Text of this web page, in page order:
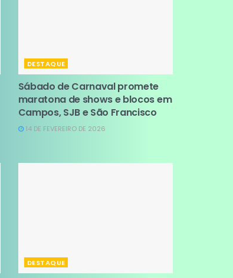
DESTAQUE
Sábado de Carnaval promete
maratona de shows e blocos em
Campos, SJB e São Francisco
14 DE FEVEREIRO DE 2026
DESTAQUE